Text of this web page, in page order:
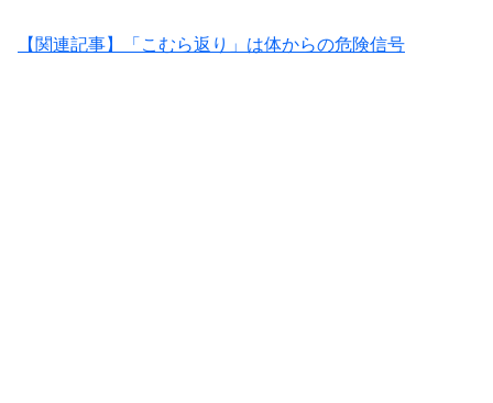
【関連記事】「こむら返り」は体からの危険信号